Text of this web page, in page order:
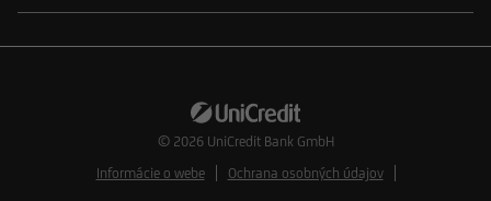
© 2026 UniCredit Bank GmbH
Informácie o webe
Ochrana osobných údajov